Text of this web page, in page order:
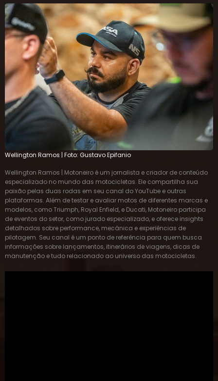
Wellington Ramos | Foto: Gustavo Epifanio
Wellington Ramos | Motoneiro é um jornalista e criador de conteúdo
especializado no mundo das motocicletas. Ele compartilha sua
paixão pelas duas rodas em seu canal do YouTube e outras
plataformas. Além de testar e avaliar motos de diferentes marcas e
modelos, como Triumph, Royal Enfield, e Ducati, Motoneiro participa
de eventos do setor, como jurado especializado, e oferece insights
detalhados sobre performance, mecânica e experiências de
pilotagem. Seu canal é um ponto de referência para quem busca
informações sobre lançamentos, itinerários de viagens, dicas de
manutenção e tudo relacionado ao universo das motocicletas.